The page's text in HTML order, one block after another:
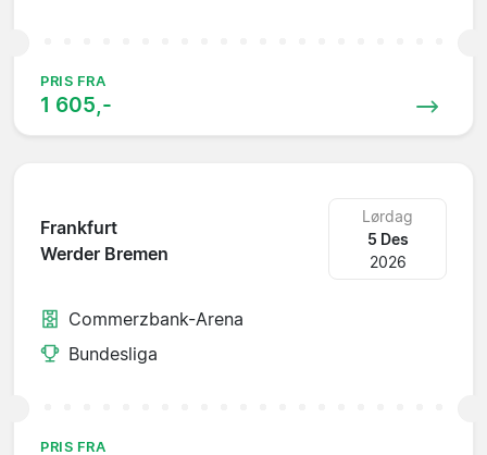
PRIS FRA
1 605,-
Frankfurt
Werder Bremen
Lørdag
5 Des
2026
Commerzbank-Arena
Bundesliga
PRIS FRA